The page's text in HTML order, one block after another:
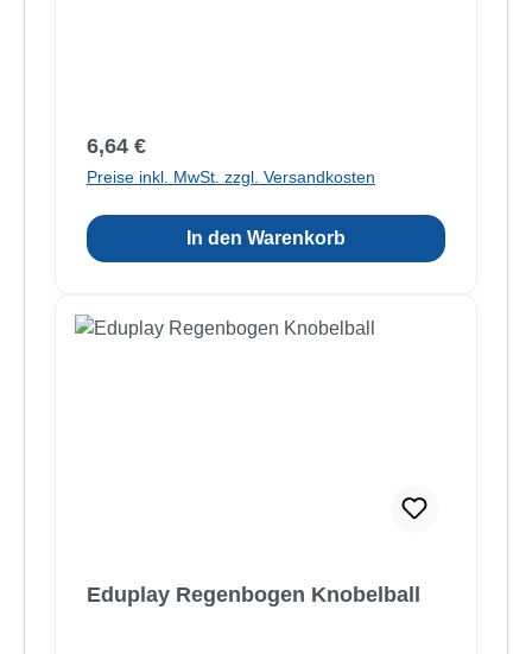
Regulärer Preis:
6,64 €
Preise inkl. MwSt. zzgl. Versandkosten
In den Warenkorb
Eduplay Regenbogen Knobelball